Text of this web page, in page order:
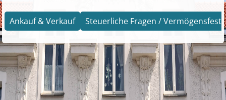
Ankauf & Verkauf Steuerliche Fragen /